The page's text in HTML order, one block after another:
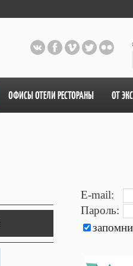
ОФИСЫ ОТЕЛИ РЕСТОРАНЫ ОТ
E-mail:
Пароль: